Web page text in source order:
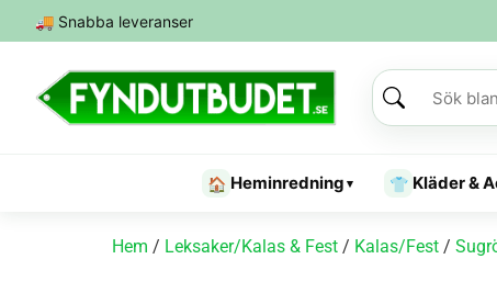
🚚 Snabba leveranser
🏠 Heminredning ▾ 👕 Kläder &
Hem / Leksaker/Kalas & Fest / Kalas/Fest /